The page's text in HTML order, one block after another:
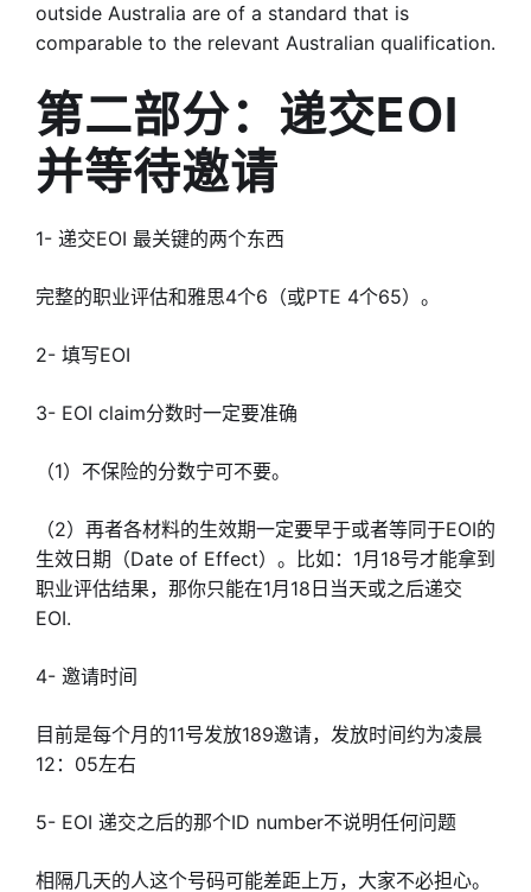
outside Australia are of a standard that is
comparable to the relevant Australian qualification.
第二部分：递交EOI
并等待邀请
1- 递交EOI 最关键的两个东西
完整的职业评估和雅思4个6（或PTE 4个65）。
2- 填写EOI
3- EOI claim分数时一定要准确
（1）不保险的分数宁可不要。
（2）再者各材料的生效期一定要早于或者等同于EOI的
生效日期（Date of Effect）。比如：1月18号才能拿到
职业评估结果，那你只能在1月18日当天或之后递交
EOI.
4- 邀请时间
目前是每个月的11号发放189邀请，发放时间约为凌晨
12：05左右
5- EOI 递交之后的那个ID number不说明任何问题
相隔几天的人这个号码可能差距上万，大家不必担心。